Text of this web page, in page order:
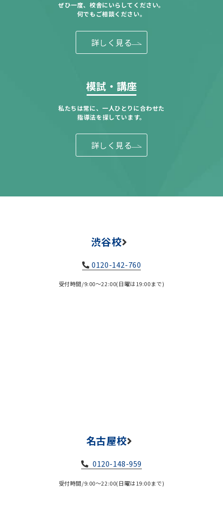
ぜひ一度、校舎にいらしてください。
何でもご相談ください。
詳しく見る
模試・講座
私たちは常に、一人ひとりに合わせた
指導法を探しています。
詳しく見る
渋谷校
0120-142-760
受付時間/9:00～22:00(日曜は19:00まで)
名古屋校
0120-148-959
受付時間/9:00～22:00(日曜は19:00まで)